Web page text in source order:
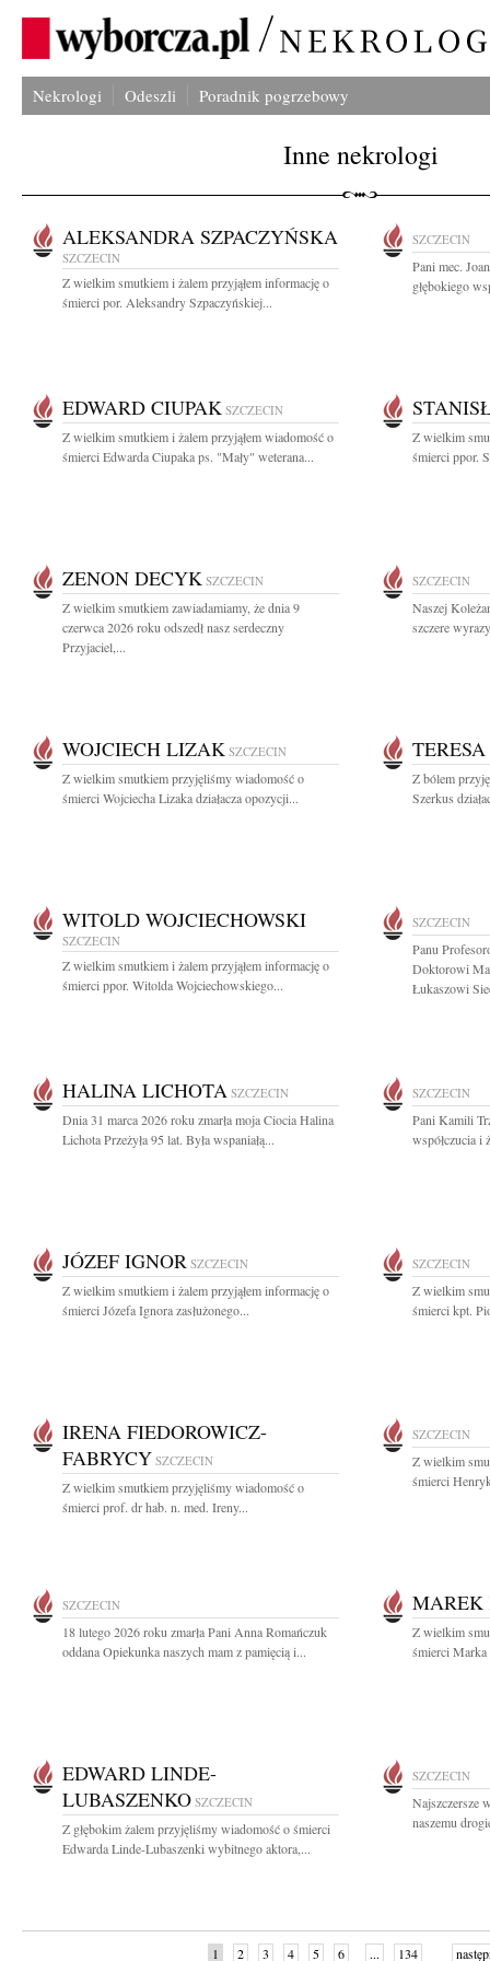
Nekrologi Odeszli Poradnik pogrzebowy
Inne nekrologi
ALEKSANDRA SZPACZYŃSKA
SZCZECIN
Z wielkim smutkiem i żalem przyjąłem informację o
śmierci por. Aleksandry Szpaczyńskiej...
SZCZECIN
Pani mec.
głębokiego
EDWARD CIUPAK SZCZECIN
Z wielkim smutkiem i żalem przyjąłem wiadomość o
śmierci Edwarda Ciupaka ps. "Mały" weterana...
Z wielkim
śmierci ppor.
ZENON DECYK SZCZECIN
Z wielkim smutkiem zawiadamiamy, że dnia 9
czerwca 2026 roku odszedł nasz serdeczny
Przyjaciel,...
SZCZECIN
Naszej
szczere
WOJCIECH LIZAK SZCZECIN
Z wielkim smutkiem przyjęliśmy wiadomość o
śmierci Wojciecha Lizaka działacza opozycji...
Z bólem
Szerkus
WITOLD WOJCIECHOWSKI
SZCZECIN
Z wielkim smutkiem i żalem przyjąłem informację o
śmierci ppor. Witolda Wojciechowskiego...
SZCZECIN
Panu
Doktorowi
Łukaszowi
HALINA LICHOTA SZCZECIN
Dnia 31 marca 2026 roku zmarła moja Ciocia Halina
Lichota Przeżyła 95 lat. Była wspaniałą...
SZCZECIN
Pani Kamili
współczucia i
JÓZEF IGNOR SZCZECIN
Z wielkim smutkiem i żalem przyjąłem informację o
śmierci Józefa Ignora zasłużonego...
SZCZECIN
Z wielkim
śmierci kpt.
IRENA FIEDOROWICZ-
FABRYCY SZCZECIN
Z wielkim smutkiem przyjęliśmy wiadomość o
śmierci prof. dr hab. n. med. Ireny...
SZCZECIN
Z wielkim
śmierci
SZCZECIN
18 lutego 2026 roku zmarła Pani Anna Romańczuk
oddana Opiekunka naszych mam z pamięcią i...
Z wielkim
śmierci Marka
EDWARD LINDE-
LUBASZENKO SZCZECIN
Z głębokim żalem przyjęliśmy wiadomość o śmierci
Edwarda Linde-Lubaszenki wybitnego aktora,...
SZCZECIN
Najszczersze
naszemu
1 2 3 4 5 6 ... 134